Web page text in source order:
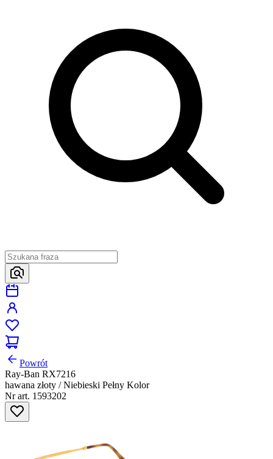
Powrót
Ray-Ban RX7216
hawana złoty / Niebieski Pełny Kolor
Nr art. 1593202